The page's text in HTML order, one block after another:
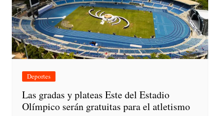
Deportes
Las gradas y plateas Este del Estadio
Olímpico serán gratuitas para el atletismo